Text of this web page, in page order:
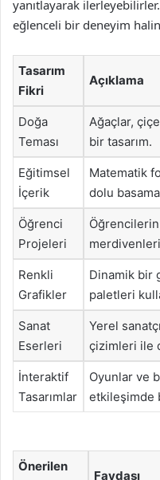
yanıtlayarak
eğlenceli bir deneyim
Tasarım
Fikri
Açıklama
Doğa
Teması
Ağaçlar,
bir tasarım.
Eğitimsel
İçerik
Matematik
dolu
Öğrenci
Projeleri
Öğrencilerin
Renkli
Grafikler
Dinamik bir
paletleri
Sanat
Eserleri
Yerel
çizimleri ile
İnteraktif
Tasarımlar
Oyunlar ve
etkileşimde
Önerilen
Faydası